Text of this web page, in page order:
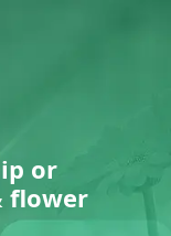
or
flower